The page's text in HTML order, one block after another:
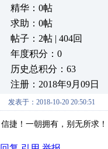
精华：0帖
求助：0帖
帖子：2帖 | 404回
年度积分：0
历史总积分：63
注册：2018年9月09日
发表于：2018-10-20 20:50:51
信捷！一朝拥有，别无所求！